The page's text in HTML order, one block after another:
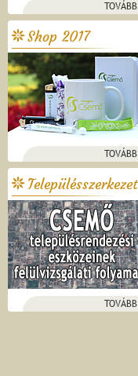
TOVÁBB
Shop 2017
TOVÁBB
Településszerkezet
TOVÁBB